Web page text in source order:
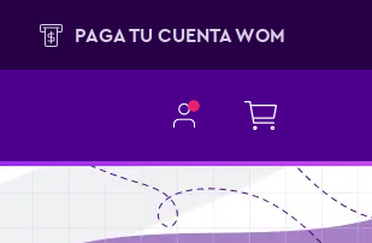
PAGA TU CUENTA WOM